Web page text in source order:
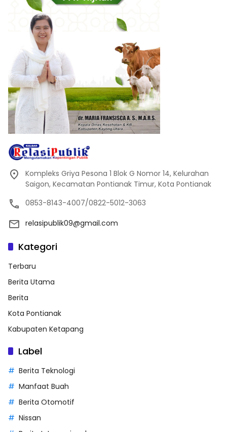
Kompleks Griya Pesona 1 Blok G Nomor 14, Kelurahan
Saigon, Kecamatan Pontianak Timur, Kota Pontianak
0853-8143-4007/0822-5012-3063
relasipublik09@gmail.com
Kategori
Terbaru
Berita Utama
Berita
Kota Pontianak
Kabupaten Ketapang
Label
Berita Teknologi
Manfaat Buah
Berita Otomotif
Nissan